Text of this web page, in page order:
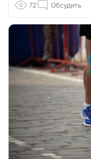
72 Обсудить